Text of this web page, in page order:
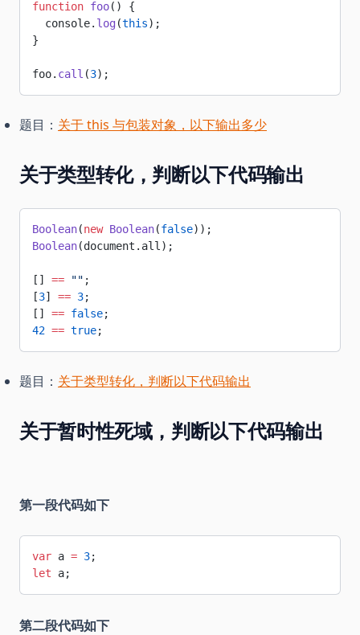
function foo() {
  console.
log(this);
}
foo. call (3);
题目： 关于 this 与包装对象，以下输出多少
关于类型转化，判断以下代码输出
Boolean(new Boolean(false));
Boolean(document.all);
[] == "" ;
[3] == 3;
[] == false;
42 == true;
题目： 关于类型转化，判断以下代码输出
关于暂时性死域，判断以下代码输出
第一段代码如下
var a = 3;
let a;
第二段代码如下